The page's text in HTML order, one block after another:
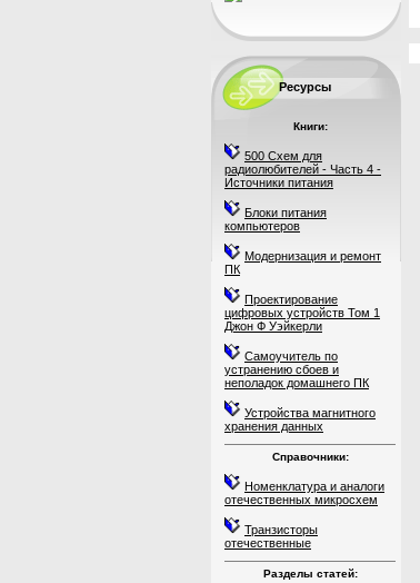
Ресурсы
Книги:
500 Схем для
радиолюбителей - Часть 4 -
Источники питания
Блоки питания
компьютеров
Модернизация и ремонт
ПК
Проектирование
цифровых устройств Том 1
Джон Ф Уэйкерли
Самоучитель по
устранению сбоев и
неполадок домашнего ПК
Устройства магнитного
хранения данных
Справочники:
Номенклатура и аналоги
отечественных микросхем
Транзисторы
отечественные
Разделы статей: